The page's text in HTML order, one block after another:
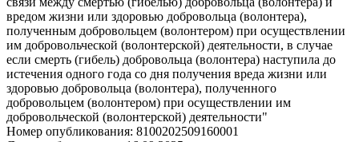
вредом жизни или здоровью добровольца (волонтера),
полученным добровольцем (волонтером) при осуществлении
им добровольческой (волонтерской) деятельности, в случае
если смерть (гибель) добровольца (волонтера) наступила до
истечения одного года со дня получения вреда жизни или
здоровью добровольца (волонтера), полученного
добровольцем (волонтером) при осуществлении им
добровольческой (волонтерской) деятельности"
Номер опубликования: 8100202509160001